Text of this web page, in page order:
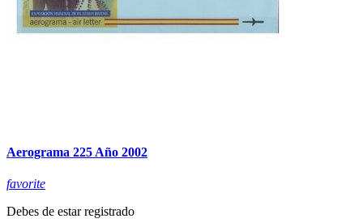
Aerograma 225 Año 2002
favorite
Debes de estar registrado